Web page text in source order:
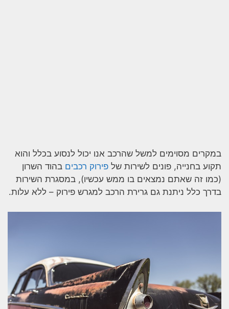
במקרים מסוימים למשל שהרכב אנו יכול לנסוע בכלל והוא
תקוע בחנייה, פונים לשירות של פירוק רכבים בהוד השרון
(כמו זה שאתם נמצאים בו ממש עכשיו), במסגרת השירות
בדרך כלל ניתנת גם גרירת הרכב למגרש פירוק – ללא עלות.